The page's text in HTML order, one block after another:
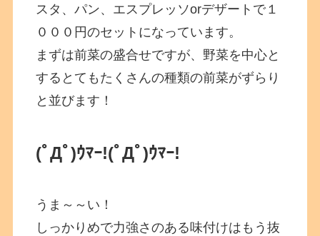
スタ、パン、エスプレッソorデザートで１
０００円のセットになっています。
まずは前菜の盛合せですが、野菜を中心と
するとてもたくさんの種類の前菜がずらり
と並びます！
(ﾟДﾟ)ｳﾏｰ!(ﾟДﾟ)ｳﾏｰ!
うま～～い！
しっかりめで力強さのある味付けはもう抜